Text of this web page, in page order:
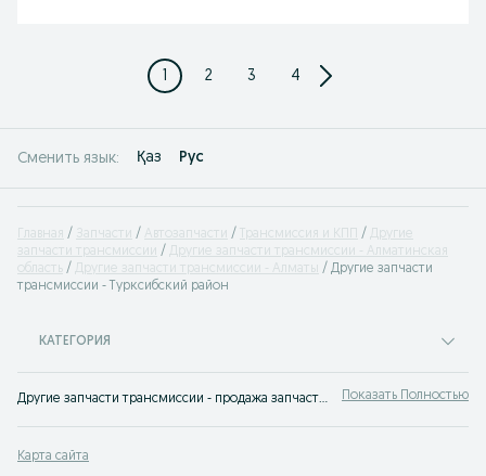
1 2 3 4
Сменить язык: Қаз Рус
Главная Запчасти Автозапчасти Трансмиссия и КПП
Другие
запчасти трансмиссии
Другие запчасти трансмиссии - Алматинская
область
Другие запчасти трансмиссии - Алматы
Другие запчасти
трансмиссии - Турксибский район
КАТЕГОРИЯ
Другие запчасти трансмиссии - продажа запчастей Алматы ✔️ Купить новые и б/у запчасти Другие запчасти трансмиссии по выгодной цене ➤ OLX.kz! Показать Полностью
Карта сайта